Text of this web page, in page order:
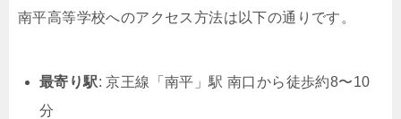
南平高等学校へのアクセス方法は以下の通りです。
最寄り駅: 京王線「南平」駅 南口から徒歩約8〜10
分